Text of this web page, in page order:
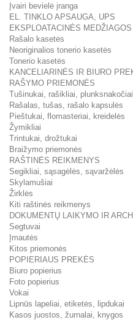
Įvairi bevielė įranga
EL. TINKLO APSAUGA, UPS
EKSPLOATACINĖS MEDŽIAGOS
Rašalo kasetės
Neoriginalios tonerio kasetės
Tonerio kasetės
KANCELIARINĖS IR BIURO
RAŠYMO PRIEMONĖS
Tušinukai, rašikliai, plunksnakočiai
Rašalas, tušas, rašalo kapsulės
Pieštukai, flomasteriai, kreidelės
Žymikliai
Trintukai, drožtukai
Braižymo priemonės
RAŠTINĖS REIKMENYS
Segikliai, sąsagėlės, sąvaržėlės
Skylamušiai
Žirklės
Kiti raštinės reikmenys
DOKUMENTŲ LAIKYMO IR
Segtuvai
Įmautės
Kitos priemonės
POPIERIAUS PREKĖS
Biuro popierius
Foto popierius
Vokai
Lipnūs lapeliai, etiketės, lipdukai
Kasos juostos, žurnalai, knygos